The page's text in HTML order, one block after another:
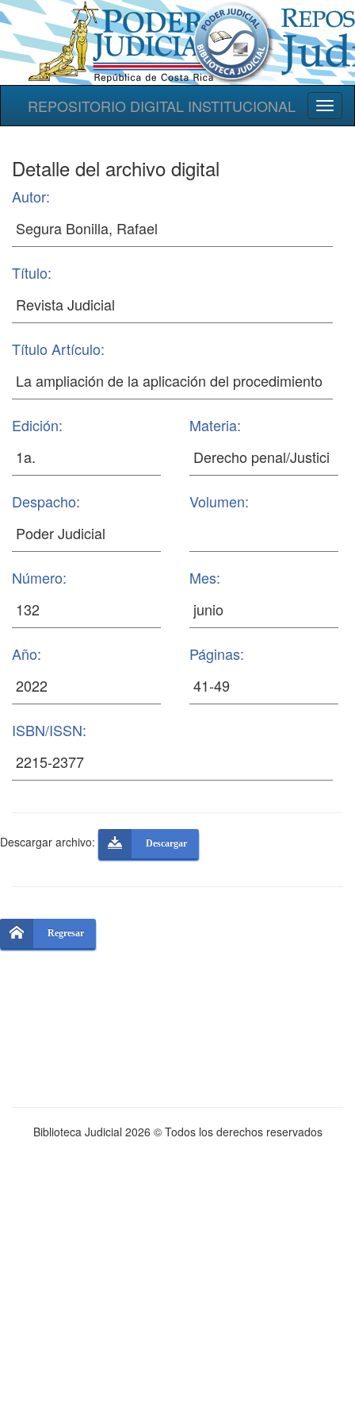
REPOSITORIO DIGITAL INSTITUCIONAL
Detalle del archivo digital
Autor:
Título:
Título Artículo:
Edición: Materia:
Despacho: Volumen:
Número: Mes:
Año: Páginas:
ISBN/ISSN:
Descargar archivo: Descargar
Regresar
Biblioteca Judicial 2026 © Todos los derechos reservados